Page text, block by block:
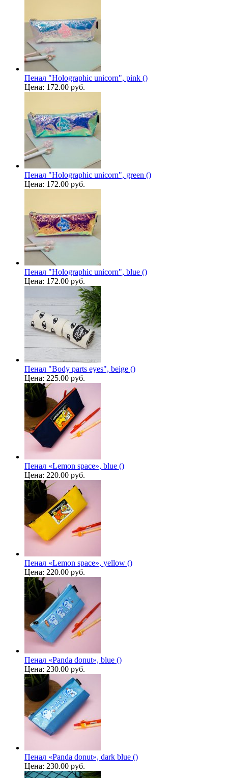
Пенал "Holographic unicorn", pink ()
Цена: 172.00 руб.
Пенал "Holographic unicorn", green ()
Цена: 172.00 руб.
Пенал "Holographic unicorn", blue ()
Цена: 172.00 руб.
Пенал "Body parts eyes", beige ()
Цена: 225.00 руб.
Пенал «Lemon space», blue ()
Цена: 220.00 руб.
Пенал «Lemon space», yellow ()
Цена: 220.00 руб.
Пенал «Panda donut», blue ()
Цена: 230.00 руб.
Пенал «Panda donut», dark blue ()
Цена: 230.00 руб.